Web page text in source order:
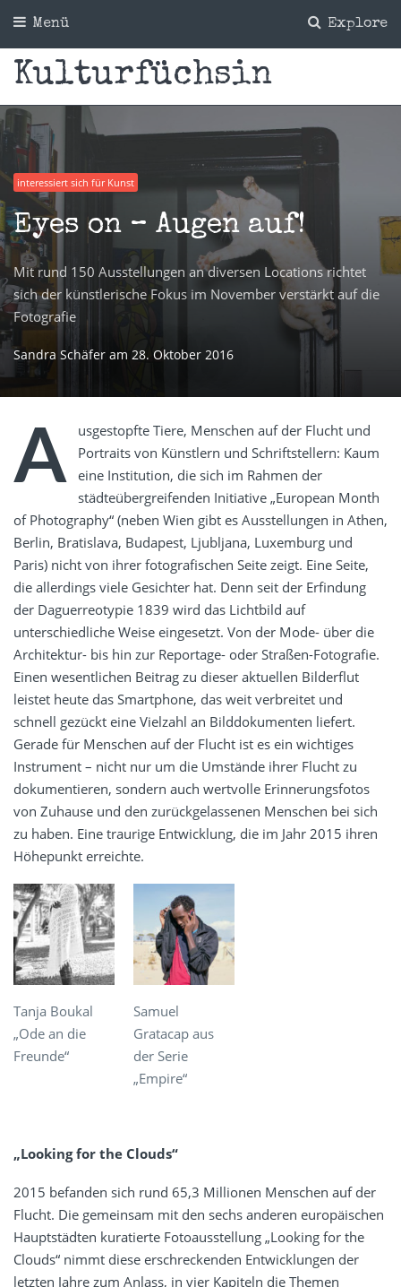
Explore
Menü
Kulturfüchsin
interessiert sich für Kunst
Eyes on – Augen auf!
Mit rund 150 Ausstellungen an diversen Locations richtet
sich der künstlerische Fokus im November verstärkt auf die
Fotografie
Sandra Schäfer am 28. Oktober 2016
A
usgestopfte Tiere, Menschen auf der Flucht und
Portraits von Künstlern und Schriftstellern: Kaum
eine Institution, die sich im Rahmen der
städteübergreifenden Initiative „European Month
of Photography“ (neben Wien gibt es Ausstellungen in Athen,
Berlin, Bratislava, Budapest, Ljubljana, Luxemburg und
Paris) nicht von ihrer fotografischen Seite zeigt. Eine Seite,
die allerdings viele Gesichter hat. Denn seit der Erfindung
der Daguerreotypie 1839 wird das Lichtbild auf
unterschiedliche Weise eingesetzt. Von der Mode- über die
Architektur- bis hin zur Reportage- oder Straßen-Fotografie.
Einen wesentlichen Beitrag zu dieser aktuellen Bilderflut
leistet heute das Smartphone, das weit verbreitet und
schnell gezückt eine Vielzahl an Bilddokumenten liefert.
Gerade für Menschen auf der Flucht ist es ein wichtiges
Instrument – nicht nur um die Umstände ihrer Flucht zu
dokumentieren, sondern auch wertvolle Erinnerungsfotos
von Zuhause und den zurückgelassenen Menschen bei sich
zu haben. Eine traurige Entwicklung, die im Jahr 2015 ihren
Höhepunkt erreichte.
Tanja Boukal
„Ode an die
Freunde“
Samuel
Gratacap aus
der Serie
„Empire“
„Looking for the Clouds“
2015 befanden sich rund 65,3 Millionen Menschen auf der
Flucht. Die gemeinsam mit den sechs anderen europäischen
Hauptstädten kuratierte Fotoausstellung „Looking for the
Clouds“ nimmt diese erschreckenden Entwicklungen der
letzten Jahre zum Anlass, in vier Kapiteln die Themen